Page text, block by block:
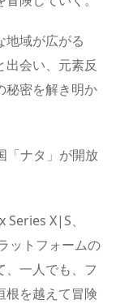
地域が広がる
出会い、元素反
秘密を解き明か
「ナタ」が開放
X|S、
ットフォームの
、一人でも、フ
根を越えて冒険